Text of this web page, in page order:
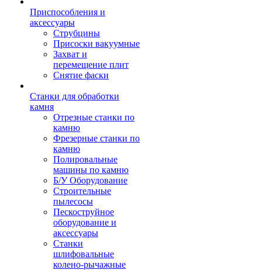
Приспособления и
аксессуары
Струбцины
Присоски вакуумные
Захват и
перемещение плит
Снятие фаски
Станки для обработки
камня
Отрезные станки по
камню
Фрезерные станки по
камню
Полировальные
машины по камню
Б/У Оборудование
Строительные
пылесосы
Пескоструйное
оборудование и
аксессуары
Станки
шлифовальные
колено-рычажные